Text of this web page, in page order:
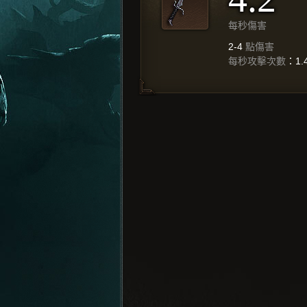
每秒傷害
2-4 點傷害
每秒攻擊次數 ：